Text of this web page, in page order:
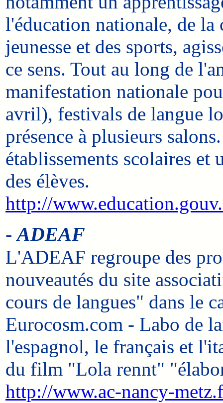
l'éducation nationale, de la
jeunesse et des sports,
ce sens. Tout au long de
manifestation nationale
avril), festivals de langue
présence à plusieurs
établissements scolaires et
des élèves.
http://
- ADEAF
L'ADEAF regroupe des
nouveautés du site
cours de langues" dans le
Eurocosm.com - Labo de
l'espagnol, le français et
du film "Lola rennt"
http://www.ac-nancy-